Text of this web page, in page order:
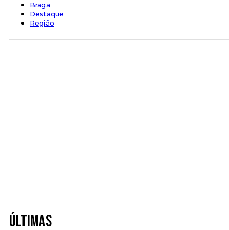
Braga
Destaque
Região
Últimas